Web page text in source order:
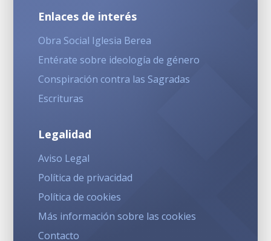
Enlaces de interés
Obra Social Iglesia Berea
Entérate sobre ideología de género
Conspiración contra las Sagradas
Escrituras
Legalidad
Aviso Legal
Política de privacidad
Política de cookies
Más información sobre las cookies
Contacto